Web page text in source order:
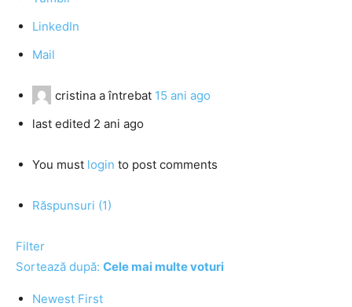
LinkedIn
Mail
cristina a întrebat 15 ani ago
last edited 2 ani ago
You must login to post comments
Răspunsuri (1)
Filter
Sortează după: Cele mai multe voturi
Newest First